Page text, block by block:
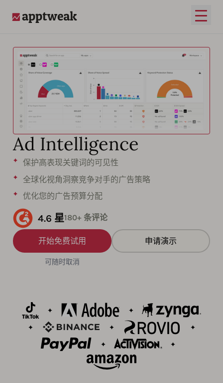
打开
Ad Intelligence
保护高表现关键词的可见性
全球化视角洞察竞争对手的广告策略
优化您的广告预算分配
4.6 星180+ 条评论
开始免费试用
可随时取消
申请演示